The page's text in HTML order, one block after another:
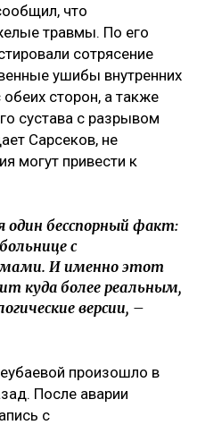
что
травмы. По его
сотрясение
ушибы внутренних
сторон, а также
сустава с разрывом
Сарсеков, не
могут привести к
бесспорный факт:
с
И именно этот
куда более реальным,
версии, –
произошло в
После аварии
с